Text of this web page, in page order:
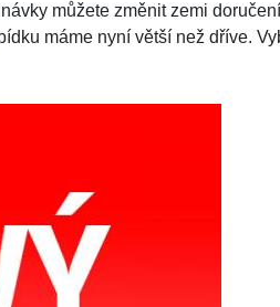
můžete změnit zemi
máme nyní větší než dříve.